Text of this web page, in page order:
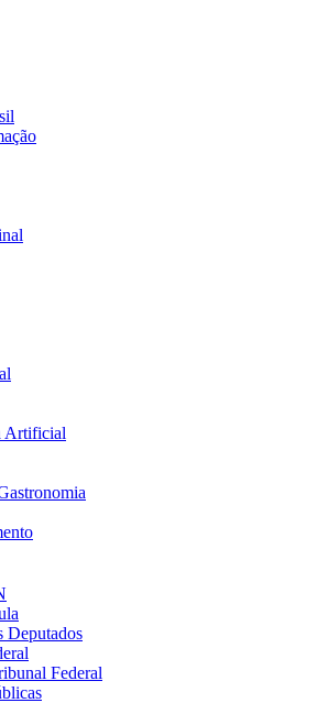
Artificial
Deputados
Federal